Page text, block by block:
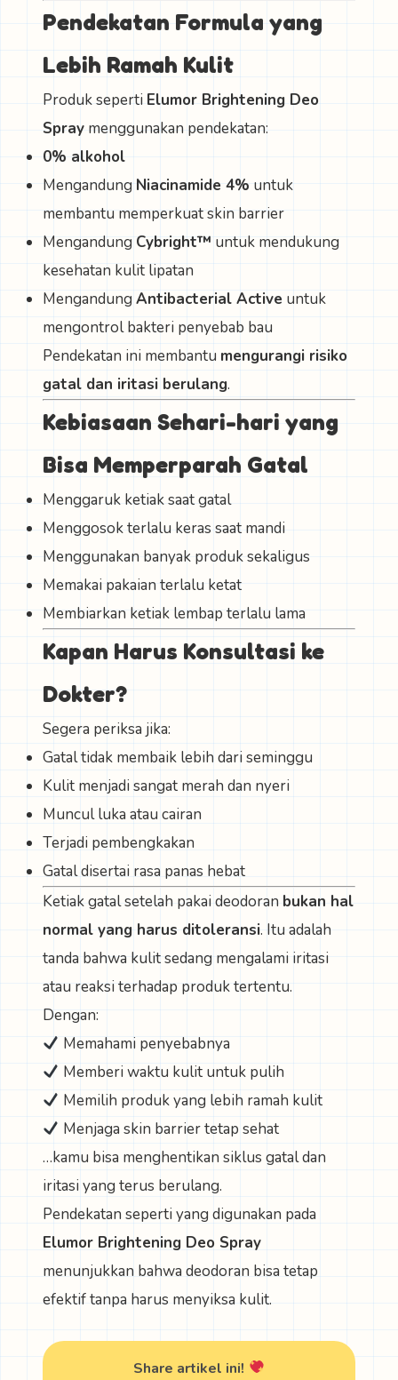
Pendekatan Formula yang
Lebih Ramah Kulit
Produk seperti Elumor Brightening Deo
Spray menggunakan pendekatan:
0% alkohol
Mengandung Niacinamide 4% untuk
membantu memperkuat skin barrier
Mengandung Cybright™ untuk mendukung
kesehatan kulit lipatan
Mengandung Antibacterial Active untuk
mengontrol bakteri penyebab bau
Pendekatan ini membantu mengurangi risiko
gatal dan iritasi berulang.
Kebiasaan Sehari-hari yang
Bisa Memperparah Gatal
Menggaruk ketiak saat gatal
Menggosok terlalu keras saat mandi
Menggunakan banyak produk sekaligus
Memakai pakaian terlalu ketat
Membiarkan ketiak lembap terlalu lama
Kapan Harus Konsultasi ke
Dokter?
Segera periksa jika:
Gatal tidak membaik lebih dari seminggu
Kulit menjadi sangat merah dan nyeri
Muncul luka atau cairan
Terjadi pembengkakan
Gatal disertai rasa panas hebat
Ketiak gatal setelah pakai deodoran bukan hal
normal yang harus ditoleransi. Itu adalah
tanda bahwa kulit sedang mengalami iritasi
atau reaksi terhadap produk tertentu.
Dengan:
Memahami penyebabnya
Memberi waktu kulit untuk pulih
Memilih produk yang lebih ramah kulit
Menjaga skin barrier tetap sehat
…kamu bisa menghentikan siklus gatal dan
iritasi yang terus berulang.
Pendekatan seperti yang digunakan pada
Elumor Brightening Deo Spray
menunjukkan bahwa deodoran bisa tetap
efektif tanpa harus menyiksa kulit.
Share artikel ini!